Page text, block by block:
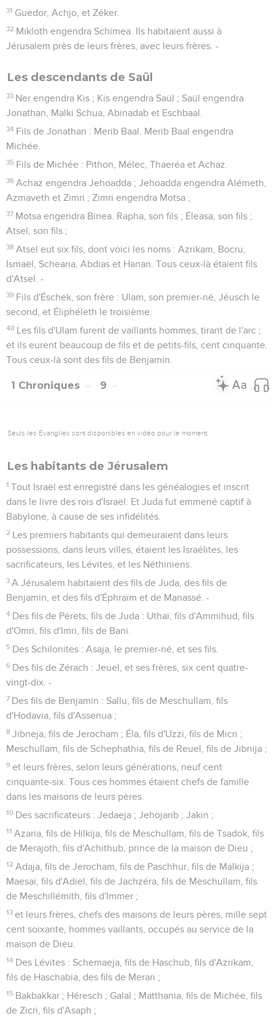
31 Guedor, Achjo, et Zéker.
32 Mikloth engendra Schimea. Ils habitaient aussi à
Jérusalem près de leurs frères, avec leurs frères. -
Les descendants de Saül
33 Ner engendra Kis ; Kis engendra Saül ; Saül engendra
Jonathan, Malki Schua, Abinadab et Eschbaal.
34 Fils de Jonathan : Merib Baal. Merib Baal engendra
Michée.
35 Fils de Michée : Pithon, Mélec, Thaeréa et Achaz.
36 Achaz engendra Jehoadda ; Jehoadda engendra Alémeth,
Azmaveth et Zimri ; Zimri engendra Motsa ;
37 Motsa engendra Binea. Rapha, son fils ; Éleasa, son fils ;
Atsel, son fils ;
38 Atsel eut six fils, dont voici les noms : Azrikam, Bocru,
Ismaël, Schearia, Abdias et Hanan. Tous ceux-là étaient fils
d'Atsel. -
39 Fils d'Éschek, son frère : Ulam, son premier-né, Jéusch le
second, et Éliphéleth le troisième.
40 Les fils d'Ulam furent de vaillants hommes, tirant de l'arc ;
et ils eurent beaucoup de fils et de petits-fils, cent cinquante.
Tous ceux-là sont des fils de Benjamin.
1 Chroniques 9
Seuls les Évangiles sont disponibles en vidéo pour le moment.
Les habitants de Jérusalem
1 Tout Israël est enregistré dans les généalogies et inscrit
dans le livre des rois d'Israël. Et Juda fut emmené captif à
Babylone, à cause de ses infidélités.
2 Les premiers habitants qui demeuraient dans leurs
possessions, dans leurs villes, étaient les Israélites, les
sacrificateurs, les Lévites, et les Néthiniens.
3 A Jérusalem habitaient des fils de Juda, des fils de
Benjamin, et des fils d'Éphraïm et de Manassé. -
4 Des fils de Pérets, fils de Juda : Uthaï, fils d'Ammihud, fils
d'Omri, fils d'Imri, fils de Bani.
5 Des Schilonites : Asaja, le premier-né, et ses fils.
6 Des fils de Zérach : Jeuel, et ses frères, six cent quatre-
vingt-dix. -
7 Des fils de Benjamin : Sallu, fils de Meschullam, fils
d'Hodavia, fils d'Assenua ;
8 Jibneja, fils de Jerocham ; Éla, fils d'Uzzi, fils de Micri ;
Meschullam, fils de Schephathia, fils de Reuel, fils de Jibnija ;
9 et leurs frères, selon leurs générations, neuf cent
cinquante-six. Tous ces hommes étaient chefs de famille
dans les maisons de leurs pères.
10 Des sacrificateurs : Jedaeja ; Jehojarib ; Jakin ;
11 Azaria, fils de Hilkija, fils de Meschullam, fils de Tsadok, fils
de Merajoth, fils d'Achithub, prince de la maison de Dieu ;
12 Adaja, fils de Jerocham, fils de Paschhur, fils de Malkija ;
Maesaï, fils d'Adiel, fils de Jachzéra, fils de Meschullam, fils
de Meschillémith, fils d'Immer ;
13 et leurs frères, chefs des maisons de leurs pères, mille sept
cent soixante, hommes vaillants, occupés au service de la
maison de Dieu.
14 Des Lévites : Schemaeja, fils de Haschub, fils d'Azrikam,
fils de Haschabia, des fils de Merari ;
15 Bakbakkar ; Héresch ; Galal ; Matthania, fils de Michée, fils
de Zicri, fils d'Asaph ;